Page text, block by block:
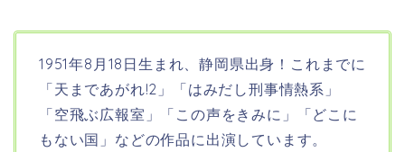
1951年8月18日生まれ、静岡県出身！これまでに
「天まであがれ!2」「はみだし刑事情熱系」
「空飛ぶ広報室」「この声をきみに」「どこに
もない国」などの作品に出演しています。